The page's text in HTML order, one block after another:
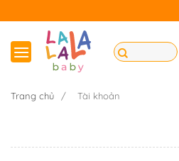
qua
nội
dung
Tìm
kiếm:
Trang chủ / Tài khoản